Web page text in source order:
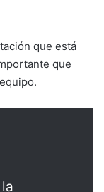
que está
que